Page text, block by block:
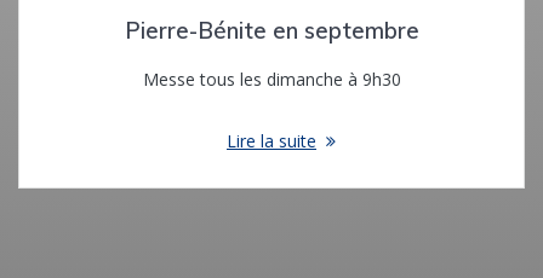
Pierre-Bénite en septembre
Messe tous les dimanche à 9h30
Lire la suite